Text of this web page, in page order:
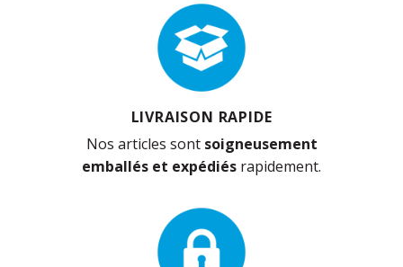
LIVRAISON RAPIDE
Nos articles sont soigneusement
emballés et expédiés rapidement.